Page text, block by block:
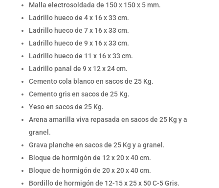
Malla electrosoldada de 150 x 150 x 5 mm.
Ladrillo hueco de 4 x 16 x 33 cm.
Ladrillo hueco de 7 x 16 x 33 cm.
Ladrillo hueco de 9 x 16 x 33 cm.
Ladrillo hueco de 11 x 16 x 33 cm.
Ladrillo panal de 9 x 12 x 24 cm.
Cemento cola blanco en sacos de 25 Kg.
Cemento gris en sacos de 25 Kg.
Yeso en sacos de 25 Kg.
Arena amarilla viva repasada en sacos de 25 Kg y a
granel.
Grava planche en sacos de 25 Kg y a granel.
Bloque de hormigón de 12 x 20 x 40 cm.
Bloque de hormigón de 20 x 20 x 40 cm.
Bordillo de hormigón de 12-15 x 25 x 50 C-5 Gris.